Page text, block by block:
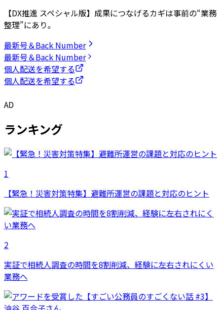
【DX推進 スペシャル版】成果につなげるカギは事前の“業務
整理”にあり。
最新号＆Back Number
最新号＆Back Number
個人配送を希望する
個人配送を希望する
AD
ランキング
1
【緊急！災害対策特集】避難所運営の課題と対応のヒント
2
実証で相続人調査の時間を8割削減、経験に左右されにくい
業務へ